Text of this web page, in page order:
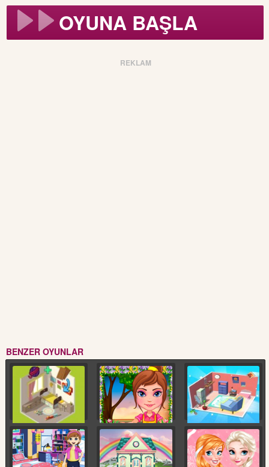
OYUNA BAŞLA
REKLAM
BENZER OYUNLAR
Ev Dekorasyonu
Bahçe Çiçek
Dekorasyonu
Oda Düzenleme Planı